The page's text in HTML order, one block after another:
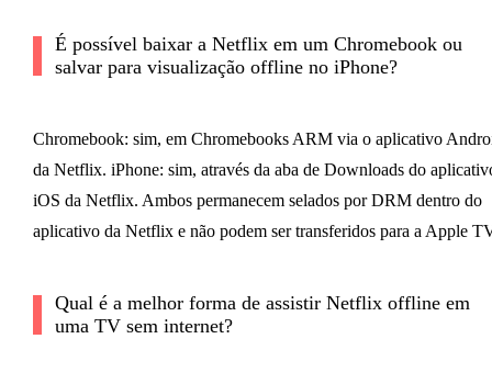
É possível baixar a Netflix em um Chromebook ou
salvar para visualização offline no iPhone?
Chromebook: sim, em Chromebooks ARM via o aplicativo
da Netflix. iPhone: sim, através da aba de Downloads do
iOS da Netflix. Ambos permanecem selados por DRM dentro do
aplicativo da Netflix e não podem ser transferidos para a Apple
Qual é a melhor forma de assistir Netflix offline em
uma TV sem internet?